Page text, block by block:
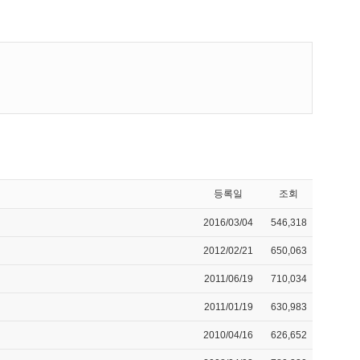
등록일 조회
2016/03/04 546,318
2012/02/21 650,063
2011/06/19 710,034
2011/01/19 630,983
2010/04/16 626,652